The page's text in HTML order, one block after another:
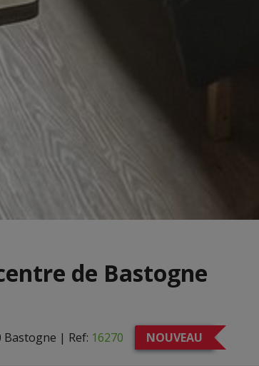
de Bastogne
Bastogne | Ref: 16270 NOUVEAU